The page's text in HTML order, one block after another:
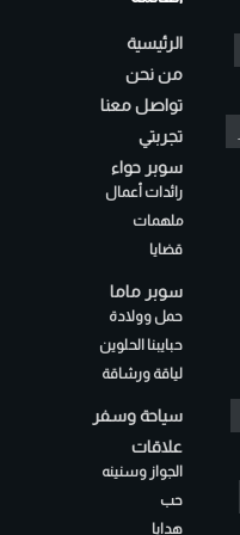
الرئيسية
من نحن
تواصل معنا
تجربتي
سوبر حواء
رائدات أعمال
ملهمات
قضايا
سوبر ماما
حمل وولادة
حبايبنا الحلوين
لياقة ورشاقة
سياحة وسفر
علاقات
الجواز وسنينه
حب
هدايا